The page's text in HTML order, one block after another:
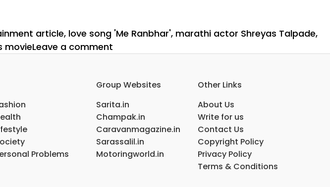
article, love song 'Me Ranbhar', marathi actor Shreyas Talpade,
movieLeave a comment
निमित्ताने
‘ही
अनोखी
गाठ’मधील
‘मी
रानभर’
Problems
Group Websites
Sarita.in
Champak.in
Caravanmagazine.in
Sarassalil.in
Motoringworld.in
Other Links
About Us
Write for us
Contact Us
Copyright Policy
Privacy Policy
Terms & Conditions